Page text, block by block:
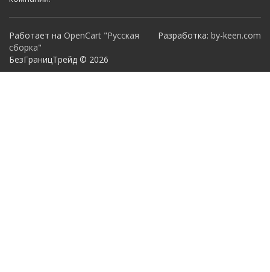
Разработка: by-keen.com
Работает на OpenCart "Русская
сборка"
БезГраницТрейд © 2026